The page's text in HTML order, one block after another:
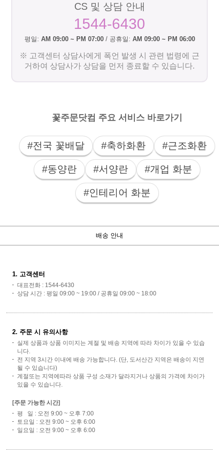
CS 및 상담 안내
1544-6430
평일: AM 09:00 ~ PM 07:00 / 공휴일: AM 09:00 ~ PM 06:00
※ 고객센터 상담사에게 폭언 발생 시 관련 법령에 근
거하여 상담사가 상담을 먼저 종료할 수 있습니다.
꽃주문닷컴 주요 서비스 바로가기
#전국 꽃배달 #축하화환 #근조화환
#동양란 #서양란 #개업 화분
#인테리어 화분
배송 안내
1. 고객센터
대표전화 : 1544-6430
상담 시간 : 평일 09:00 ~ 19:00 / 공휴일 09:00 ~ 18:00
2. 주문 시 유의사항
실제 상품과 상품 이미지는 계절 및 배송 지역에 따라 차이가 있을 수 있습
니다.
전 지역 3시간 이내에 배송 가능합니다. (단, 도서산간 지역은 배송이 지연
될 수 있습니다)
계절또는 지역에따라 상품 구성 소재가 달라지거나 상품의 가격에 차이가
있을 수 있습니다.
[주문 가능한 시간]
평 일 : 오전 9:00 ~ 오후 7:00
토요일 : 오전 9:00 ~ 오후 6:00
일요일 : 오전 9:00 ~ 오후 6:00